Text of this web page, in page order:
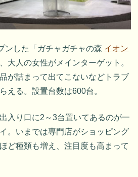
ンした「ガチャガチャの森 イオン
大人の女性がメインターゲット。
が詰まって出てこないなどトラブ
える。設置台数は600台。
入り口に2～3台置いてあるのが一
。いまでは専門店がショッピング
ど種類も増え、注目度も高まって